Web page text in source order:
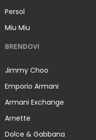
Persol
Miu Miu
BRENDOVI
Jimmy Choo
Emporio Armani
Armani Exchange
Arnette
Dolce & Gabbana